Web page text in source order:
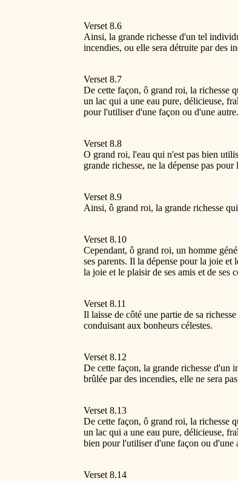
Verset 8.6
Ainsi, la grande richesse d'un tel
incendies, ou elle sera détruite par des
Verset 8.7
De cette façon, ô grand roi, la richesse
un lac qui a une eau pure, délicieuse,
pour l'utiliser d'une façon ou d'une autre.
Verset 8.8
O grand roi, l'eau qui n'est pas bien
grande richesse, ne la dépense pas
Verset 8.9
Ainsi, ô grand roi, la grande richesse
Verset 8.10
Cependant, ô grand roi, un homme
ses parents. Il la dépense pour la joie et
la joie et le plaisir de ses amis et de ses
Verset 8.11
Il laisse de côté une partie de sa
conduisant aux bonheurs célestes.
Verset 8.12
De cette façon, la grande richesse d'un
brûlée par des incendies, elle ne sera
Verset 8.13
De cette façon, ô grand roi, la richesse
un lac qui a une eau pure, délicieuse,
bien pour l'utiliser d'une façon ou d'une
Verset 8.14